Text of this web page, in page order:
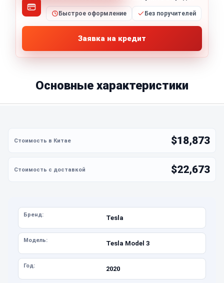
Быстрое оформление Без поручителей
Заявка на кредит
Основные характеристики
$18,873
$22,673
Бренд: Tesla
Модель: Tesla Model 3
Год: 2020